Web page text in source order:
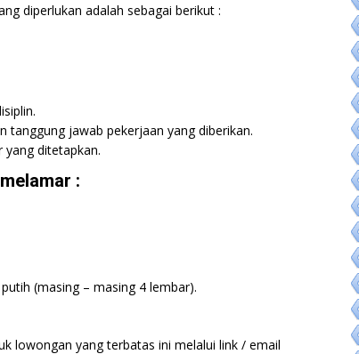
diperlukan adalah sebagai berikut :
tanggung jawab pekerjaan yang diberikan.
yang ditetapkan.
:
(masing – masing 4 lembar).
lowongan yang terbatas ini melalui link / email